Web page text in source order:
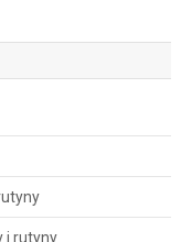
i rutyny